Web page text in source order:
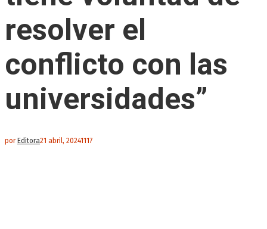
resolver el
conflicto con las
universidades”
porEditora21 abril, 20241117